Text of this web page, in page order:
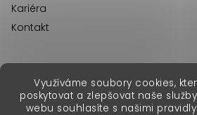
Využíváme soubory cookies,
poskytovat a zlepšovat naše
webu souhlasíte s našimi
Kariéra
Kontakt
Copyright 2026Erika Fashion.